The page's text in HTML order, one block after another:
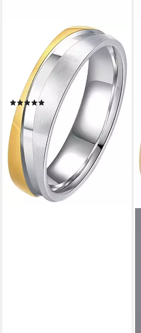
Trauring Schmuck Geschenk
Edelstahl Trauring Ehering
Partnerring LIEBE, wahlweise
mit oder ohne Zirkonia
ab 19,84 € UVP 49,90 €
-60%
lieferbar - in 1-2 Werktagen bei dir